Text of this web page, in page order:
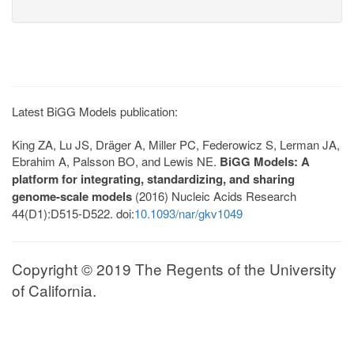
Latest BiGG Models publication:
King ZA, Lu JS, Dräger A, Miller PC, Federowicz S, Lerman JA,
Ebrahim A, Palsson BO, and Lewis NE. BiGG Models: A
platform for integrating, standardizing, and sharing
genome-scale models (2016) Nucleic Acids Research
44(D1):D515-D522. doi:10.1093/nar/gkv1049
Copyright © 2019 The Regents of the University
of California.